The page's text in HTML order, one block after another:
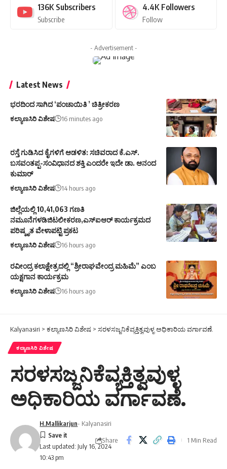
136K Subscribers
Subscribe
4.4K Followers
Follow
- Advertisement -
Latest News
ಭರದಿಂದ ಸಾಗಿದ ‘ಪಂಚಾಯಿತಿ ’ ಚಿತ್ರೀಕರಣ
ಕಲ್ಯಾಣಸಿರಿ ವಿಶೇಷ 16 minutes ago
ರಸ್ತೆ ಗುಡಿಸಿದ ಕೈಗಳಿಗೆ ಆಡಳಿತ: ಸಚಿವರಾದ ಕೆ.ಎಸ್.
ಬಸವಂತಪ್ಪ-ಸಂವಿಧಾನದ ಶಕ್ತಿ ಎಂದರೇ ಇದೇ ಡಾ. ಆನಂದ
ಕುಮಾರ್
ಕಲ್ಯಾಣಸಿರಿ ವಿಶೇಷ 14 hours ago
ಜಿಲ್ಲೆಯಲ್ಲಿ 10,41,063 ಗಣತಿ
ನಮೂನೆಗಳಡಿಜಿಟಲೀಕರಣ,ಎಸ್ಐಆರ್ ಕಾರ್ಯಕ್ರಮದ
ಪರಿಷ್ಕೃತ ವೇಳಾಪಟ್ಟಿ ಪ್ರಕಟ
ಕಲ್ಯಾಣಸಿರಿ ವಿಶೇಷ 16 hours ago
ರವೀಂದ್ರ ಕಲಾಕ್ಷೇತ್ರದಲ್ಲಿ “ಶ್ರೀರಾಘವೇಂದ್ರ ಮಹಿಮೆ” ಎಂಬ
ಯಕ್ಷಗಾನ ಕಾರ್ಯಕ್ರಮ
ಕಲ್ಯಾಣಸಿರಿ ವಿಶೇಷ 16 hours ago
Kalyanasiri > ಕಲ್ಯಾಣಸಿರಿ ವಿಶೇಷ > ಸರಳಸಜ್ಜನಿಕೆವ್ಯಕ್ತಿತ್ವವುಳ್ಳ ಅಧಿಕಾರಿಯ ವರ್ಗಾವಣೆ.
ಕಲ್ಯಾಣಸಿರಿ ವಿಶೇಷ
ಸರಳಸಜ್ಜನಿಕೆವ್ಯಕ್ತಿತ್ವವುಳ್ಳ
ಅಧಿಕಾರಿಯ ವರ್ಗಾವಣೆ.
Last updated: July 16, 2024
10:43 pm
H.Mallikarjun- Kalyanasiri
Share 1 Min Read